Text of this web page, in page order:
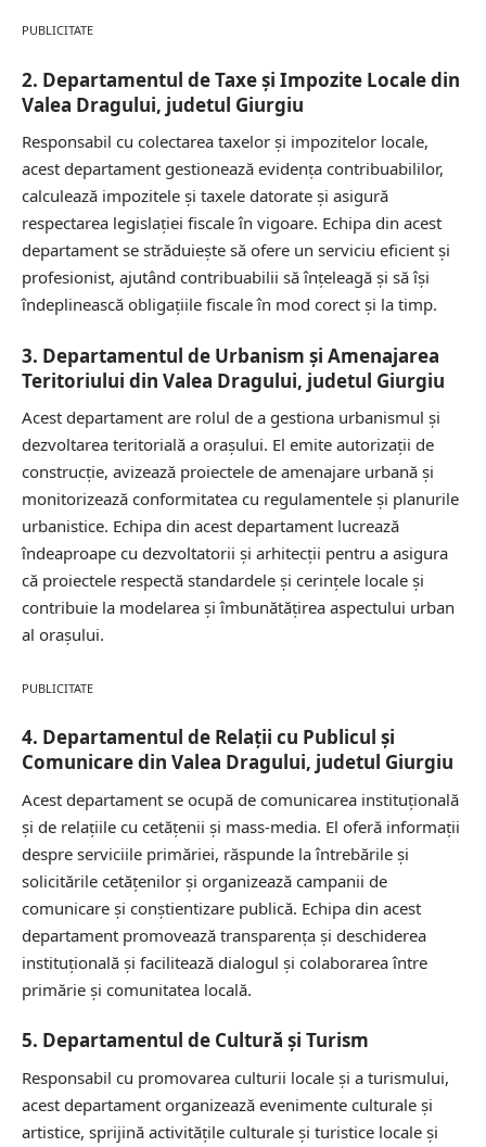
PUBLICITATE
2. Departamentul de Taxe și Impozite Locale din
Valea Dragului, judetul Giurgiu
Responsabil cu colectarea taxelor și impozitelor locale,
acest departament gestionează evidența contribuabililor,
calculează impozitele și taxele datorate și asigură
respectarea legislației fiscale în vigoare. Echipa din acest
departament se străduiește să ofere un serviciu eficient și
profesionist, ajutând contribuabilii să înțeleagă și să își
îndeplinească obligațiile fiscale în mod corect și la timp.
3. Departamentul de Urbanism și Amenajarea
Teritoriului din Valea Dragului, judetul Giurgiu
Acest departament are rolul de a gestiona urbanismul și
dezvoltarea teritorială a orașului. El emite autorizații de
construcție, avizează proiectele de amenajare urbană și
monitorizează conformitatea cu regulamentele și planurile
urbanistice. Echipa din acest departament lucrează
îndeaproape cu dezvoltatorii și arhitecții pentru a asigura
că proiectele respectă standardele și cerințele locale și
contribuie la modelarea și îmbunătățirea aspectului urban
al orașului.
PUBLICITATE
4. Departamentul de Relații cu Publicul și
Comunicare din Valea Dragului, judetul Giurgiu
Acest departament se ocupă de comunicarea instituțională
și de relațiile cu cetățenii și mass-media. El oferă informații
despre serviciile primăriei, răspunde la întrebările și
solicitările cetățenilor și organizează campanii de
comunicare și conștientizare publică. Echipa din acest
departament promovează transparența și deschiderea
instituțională și facilitează dialogul și colaborarea între
primărie și comunitatea locală.
5. Departamentul de Cultură și Turism
Responsabil cu promovarea culturii locale și a turismului,
acest departament organizează evenimente culturale și
artistice, sprijină activitățile culturale și turistice locale și